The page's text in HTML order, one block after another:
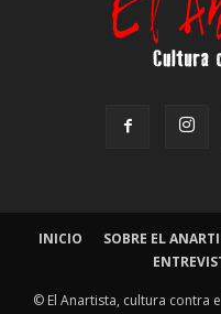
INICIO SOBRE EL
© El Anartista, cultura contra